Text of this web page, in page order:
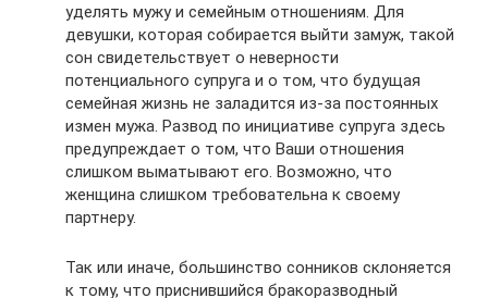
уделять мужу и семейным отношениям. Для
девушки, которая собирается выйти замуж, такой
сон свидетельствует о неверности
потенциального супруга и о том, что будущая
семейная жизнь не заладится из-за постоянных
измен мужа. Развод по инициативе супруга здесь
предупреждает о том, что Ваши отношения
слишком выматывают его. Возможно, что
женщина слишком требовательна к своему
партнеру.
Так или иначе, большинство сонников склоняется
к тому, что приснившийся бракоразводный